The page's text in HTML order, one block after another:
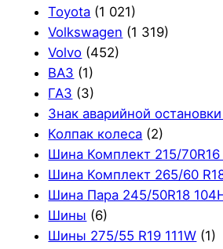
Toyota (1 021)
Volkswagen (1 319)
Volvo (452)
ВАЗ (1)
ГАЗ (3)
Знак аварийной
Колпак колеса (2)
Шина Комплект 215/
Шина Комплект 265/60
Шина Пара 245/50R18
Шины (6)
Шины 275/55 R19 111W (1)